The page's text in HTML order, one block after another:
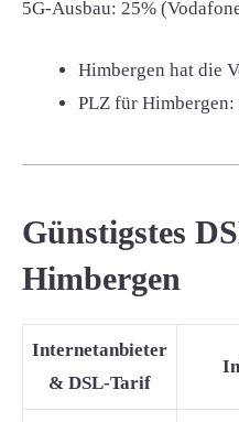
5G-Ausbau: 25%
Himbergen hat die
PLZ für Himbergen:
Günstigstes
Himbergen
Internetanbieter
& DSL-Tarif